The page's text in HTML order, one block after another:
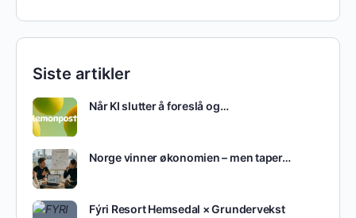
Siste artikler
Når KI slutter å foreslå og…
Norge vinner økonomien – men taper…
Fýri Resort Hemsedal × Grundervekst